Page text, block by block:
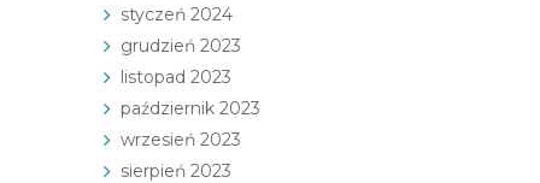
styczeń 2024
grudzień 2023
listopad 2023
październik 2023
wrzesień 2023
sierpień 2023